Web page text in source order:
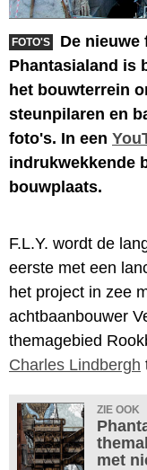
FOTO'S
De nieuwe
Phantasialand is
het bouwterrein
steunpilaren en
foto's. In een
indrukwekkende
bouwplaats.
F.L.Y. wordt de
eerste met een
het project in zee
achtbaanbouwer
themagebied
Charles Lindbergh
ZIE OOK
met